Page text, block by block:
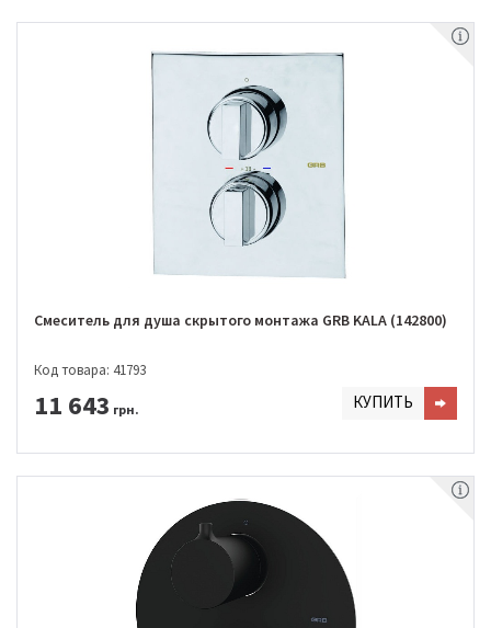
Смеситель для душа скрытого монтажа GRB KALA (142800)
Код товара: 41793
11 643 грн. КУПИТЬ